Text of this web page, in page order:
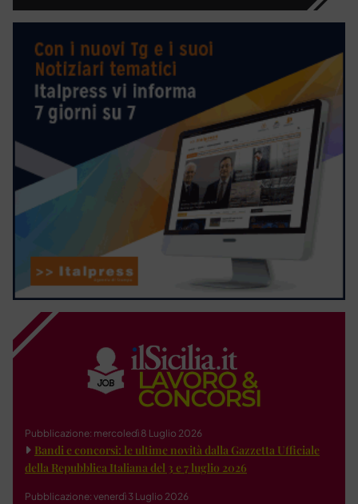
Pubblicazione: mercoledì 8 Luglio 2026
Bandi e concorsi: le ultime novità dalla Gazzetta Ufficiale
della Repubblica Italiana del 3 e 7 luglio 2026
Pubblicazione: venerdì 3 Luglio 2026